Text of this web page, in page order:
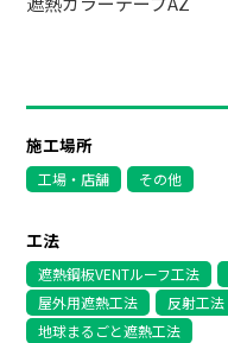
施工場所
工場・店舗 その他
工法
遮熱鋼板VENTルーフ工法
屋外用遮熱工法
反射工法
地球まるごと遮熱工法